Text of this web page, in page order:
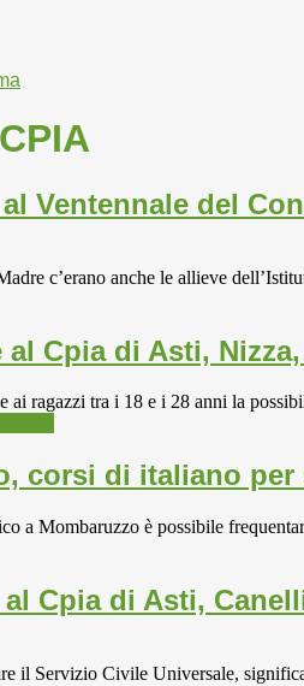
CPIA
Ventennale del
c’erano anche le allieve
Cpia di Asti,
ai ragazzi tra i 18 e i 28 anni la
corsi di italiano
a Mombaruzzo è possibile
Cpia di Asti,
il Servizio Civile Universale,